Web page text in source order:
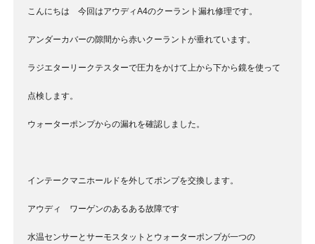
こんにちは 今回はアウディA4のクーラント漏れ修理です。
アンダーカバーの隙間から赤いクーラントが垂れています。
ラジエターリークテスターで圧力をかけて上から下から鏡を使って
点検します。
ウォーターポンプからの漏れを確認しました。
インテークマニホールドを外してポンプを交換します。
アウディ ワーゲンのあるある故障です
水温センサーとサーモスタットとウォーターポンプが一つの